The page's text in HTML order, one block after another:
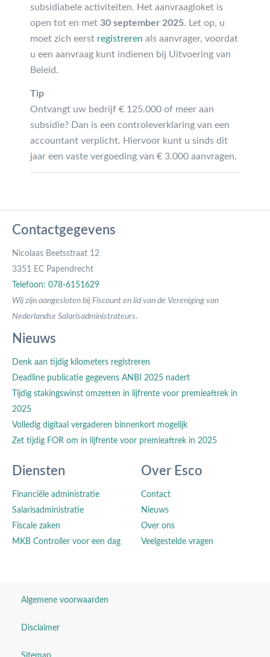
subsidiabele activiteiten. Het aanvraagloket is
open tot en met 30 september 2025. Let op, u
moet zich eerst registreren als aanvrager, voordat
u een aanvraag kunt indienen bij Uitvoering van
Beleid.
Tip
Ontvangt uw bedrijf € 125.000 of meer aan
subsidie? Dan is een controleverklaring van een
accountant verplicht. Hiervoor kunt u sinds dit
jaar een vaste vergoeding van € 3.000 aanvragen.
Contactgegevens
Nicolaas Beetsstraat 12
3351 EC Papendrecht
Telefoon: 078-6151629
Wij zijn aangesloten bij Fiscount en lid van de Vereniging van
Nederlandse Salarisadministrateurs.
Nieuws
Denk aan tijdig kilometers registreren
Deadline publicatie gegevens ANBI 2025 nadert
Tijdig stakingswinst omzetten in lijfrente voor premieaftrek in
2025
Volledig digitaal vergaderen binnenkort mogelijk
Zet tijdig FOR om in lijfrente voor premieaftrek in 2025
Diensten
Financiële administratie
Salarisadministratie
Fiscale zaken
MKB Controller voor een dag
Over Esco
Contact
Nieuws
Over ons
Veelgestelde vragen
Algemene voorwaarden
Disclaimer